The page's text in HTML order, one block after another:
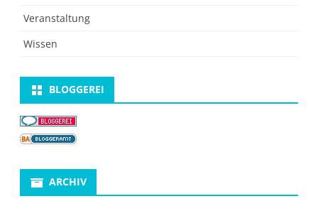
Veranstaltung
Wissen
BLOGGEREI
ARCHIV